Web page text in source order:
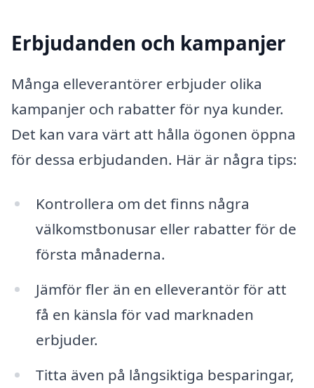
Erbjudanden och kampanjer
Många elleverantörer erbjuder olika
kampanjer och rabatter för nya kunder.
Det kan vara värt att hålla ögonen öppna
för dessa erbjudanden. Här är några tips:
Kontrollera om det finns några
välkomstbonusar eller rabatter för de
första månaderna.
Jämför fler än en elleverantör för att
få en känsla för vad marknaden
erbjuder.
Titta även på långsiktiga besparingar,